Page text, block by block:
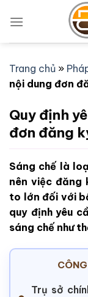
qua
Trang chủ »
nội dung đơn
Quy định
đơn đăng
Sáng chế là
nên việc đăng
to lớn đối với
quy định yêu
sáng chế như
Trụ sở